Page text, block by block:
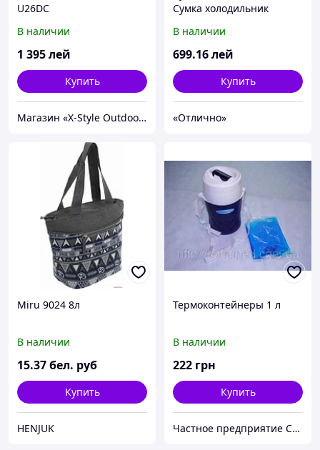
U26DC
В наличии
1 395лей
Купить
Магазин «X-Style Outdoor Center»
Сумка холодильник
В наличии
699.16лей
Купить
«Отлично»
Miru 9024 8л
В наличии
15.37бел. руб
Купить
HENJUK
Термоконтейнеры 1 л
В наличии
222 грн
Купить
Частное предприятие София Мед